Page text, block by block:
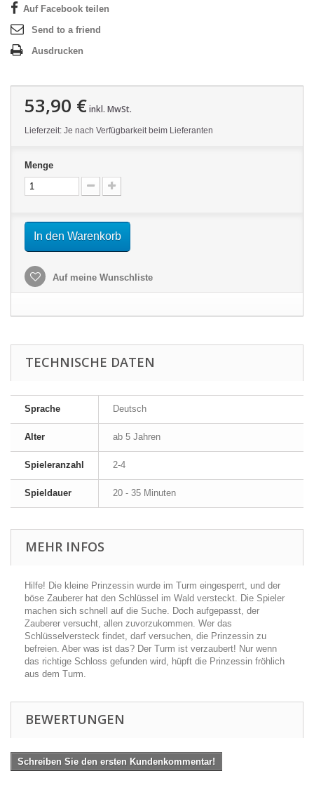
Auf Facebook teilen
Send to a friend
Ausdrucken
53,90 €inkl. MwSt.
Lieferzeit: Je nach Verfügbarkeit beim Lieferanten
Menge
In den Warenkorb
Auf meine Wunschliste
TECHNISCHE DATEN
Sprache Deutsch
Alter ab 5 Jahren
Spieleranzahl 2-4
Spieldauer 20 - 35 Minuten
MEHR INFOS
Hilfe! Die kleine Prinzessin wurde im Turm eingesperrt, und der
böse Zauberer hat den Schlüssel im Wald versteckt. Die Spieler
machen sich schnell auf die Suche. Doch aufgepasst, der
Zauberer versucht, allen zuvorzukommen. Wer das
Schlüsselversteck findet, darf versuchen, die Prinzessin zu
befreien. Aber was ist das? Der Turm ist verzaubert! Nur wenn
das richtige Schloss gefunden wird, hüpft die Prinzessin fröhlich
aus dem Turm.
BEWERTUNGEN
Schreiben Sie den ersten Kundenkommentar!